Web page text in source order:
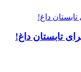
تابستان داغ!